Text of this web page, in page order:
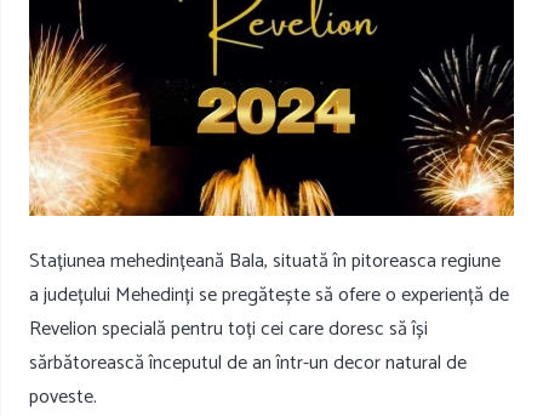
Stațiunea mehedințeană Bala, situată în pitoreasca regiune
a județului Mehedinți se pregătește să ofere o experiență de
Revelion specială pentru toți cei care doresc să își
sărbătorească începutul de an într-un decor natural de
poveste.